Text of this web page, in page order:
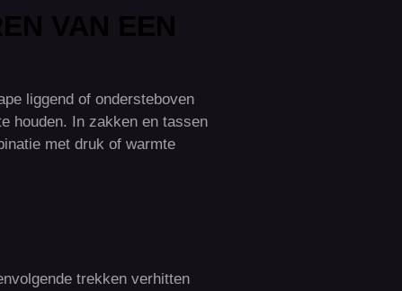
liggend of ondersteboven
houden. In zakken en tassen
met druk of warmte
trekken verhitten